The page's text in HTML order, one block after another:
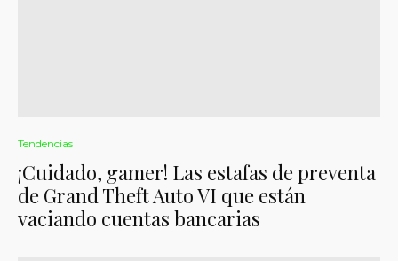
Tendencias
¡Cuidado, gamer! Las estafas de preventa
de Grand Theft Auto VI que están
vaciando cuentas bancarias